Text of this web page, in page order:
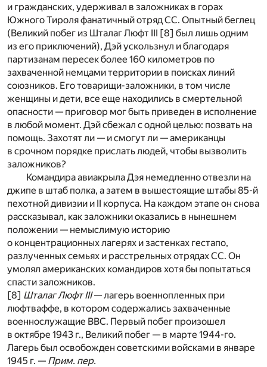
и гражданских, удерживал в заложниках в горах
Южного Тироля фанатичный отряд СС. Опытный беглец
(Великий побег из Шталаг Люфт III [8] был лишь одним
из его приключений), Дэй ускользнул и благодаря
партизанам пересек более 160 километров по
захваченной немцами территории в поисках линий
союзников. Его товарищи-заложники, в том числе
женщины и дети, все еще находились в смертельной
опасности — приговор мог быть приведен в исполнение
в любой момент. Дэй сбежал с одной целью: позвать на
помощь. Захотят ли — и смогут ли — американцы
в срочном порядке прислать людей, чтобы вызволить
заложников?
Командира авиакрыла Дэя немедленно отвезли на
джипе в штаб полка, а затем в вышестоящие штабы 85-й
пехотной дивизии и II корпуса. На каждом этапе он снова
рассказывал, как заложники оказались в нынешнем
положении — немыслимую историю
о концентрационных лагерях и застенках гестапо,
разлученных семьях и расстрельных отрядах СС. Он
умолял американских командиров хотя бы попытаться
спасти заложников.
[8] Шталаг Люфт III— лагерь военнопленных при
люфтваффе, в котором содержались захваченные
военнослужащие ВВС. Первый побег произошел
в октябре 1943 г., Великий побег — в марте 1944-го.
Лагерь был освобожден советскими войсками в январе
1945 г. — Прим. пер.